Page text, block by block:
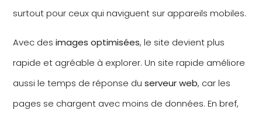
surtout pour ceux qui naviguent sur appareils mobiles.
Avec desimages optimisées, le site devient plus
rapide et agréable à explorer. Un site rapide améliore
aussi le temps de réponse duserveur web, car les
pages se chargent avec moins de données. En bref,